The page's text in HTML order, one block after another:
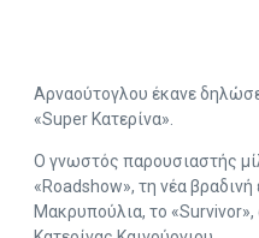
Αρναούτογλου έκανε
«Super Κατερίνα».
Ο γνωστός παρουσιαστής
«Roadshow», τη νέα
Μακρυπούλια, το «Survivor»,